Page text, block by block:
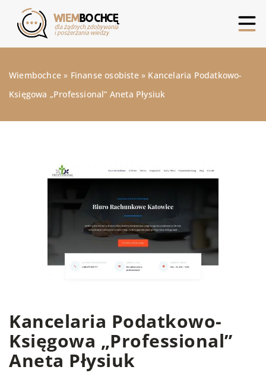
Wiembochce » Finanse osobiste» Kancelaria Podatkowo-
Księgowa „Professional” Aneta Płysiuk
Kancelaria Podatkowo-
Księgowa „Professional”
Aneta Płysiuk